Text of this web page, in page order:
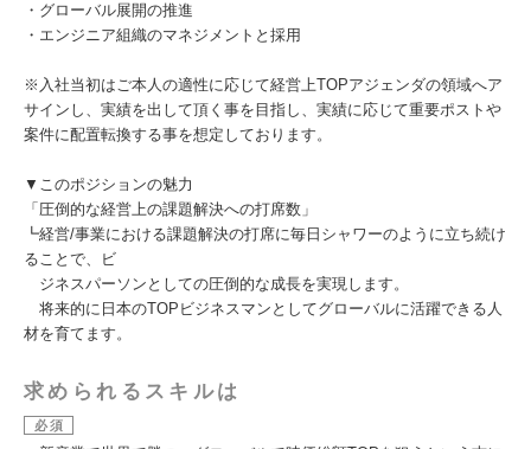
・グローバル展開の推進
・エンジニア組織のマネジメントと採用
※入社当初はご本人の適性に応じて経営上TOPアジェンダの領域へア
サインし、実績を出して頂く事を目指し、実績に応じて重要ポストや
案件に配置転換する事を想定しております。
▼このポジションの魅力
「圧倒的な経営上の課題解決への打席数」
┗経営/事業における課題解決の打席に毎日シャワーのように立ち続け
ることで、ビ
ジネスパーソンとしての圧倒的な成長を実現します。
将来的に日本のTOPビジネスマンとしてグローバルに活躍できる人
材を育てます。
求められるスキルは
必須